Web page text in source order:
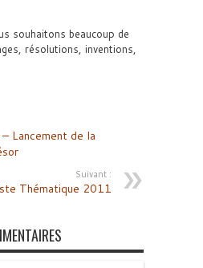
souhaitons beaucoup de
résolutions, inventions,
Lancement de la
Suivant :
Thématique 2011